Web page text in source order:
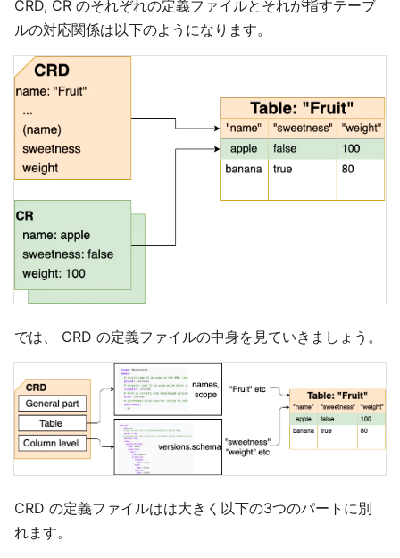
CRD, CR のそれぞれの定義ファイルとそれが指すテーブ
ルの対応関係は以下のようになります。
では、 CRD の定義ファイルの中身を見ていきましょう。
CRD の定義ファイルはは大きく以下の3つのパートに別
れます。